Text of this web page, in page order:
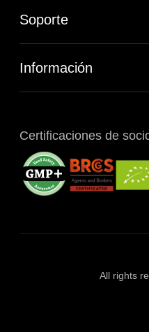
Soporte
Información
Certificaciones de
All rights